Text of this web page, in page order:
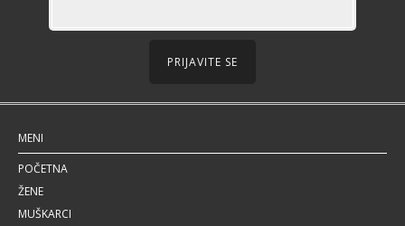
PRIJAVITE SE
MENI
POČETNA
ŽENE
MUŠKARCI